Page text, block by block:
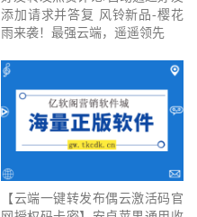
添加请求并答复 风铃新品-樱花
雨来袭！最强云端，遥遥领先
【云端一键转发布偶云激活码官